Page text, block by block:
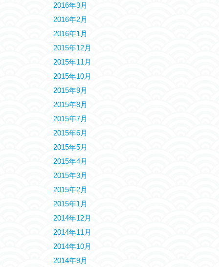
2016年3月
2016年2月
2016年1月
2015年12月
2015年11月
2015年10月
2015年9月
2015年8月
2015年7月
2015年6月
2015年5月
2015年4月
2015年3月
2015年2月
2015年1月
2014年12月
2014年11月
2014年10月
2014年9月